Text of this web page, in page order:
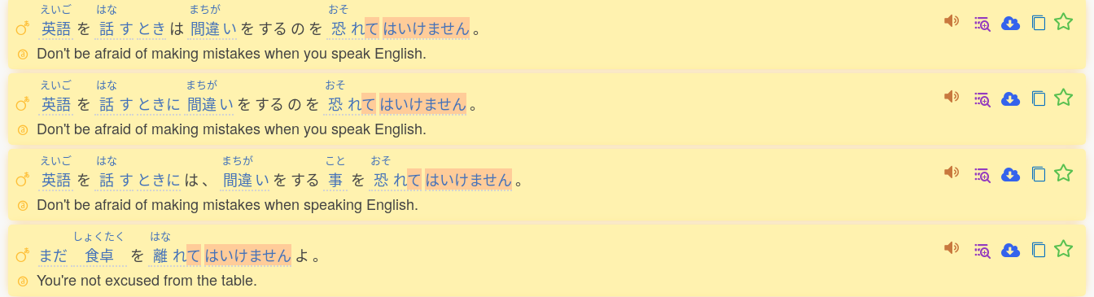
えいご
英語 を
はな
話 す とき は
まちが
間違 い を する の を
おそ
恐 れて はいけません。
Don't be afraid of making mistakes when you speak English.
えいご
英語 を
はな
話 す ときに
まちが
間違 い を する の を
おそ
恐 れて はいけません。
Don't be afraid of making mistakes when you speak English.
えいご
英語 を
はな
話 す ときに は 、
まちが
間違 い を する
こと
事 を
おそ
恐 れて はいけません。
Don't be afraid of making mistakes when speaking English.
まだ
しょくたく
食卓 を
はな
離 れて はいけません よ 。
You're not excused from the table.